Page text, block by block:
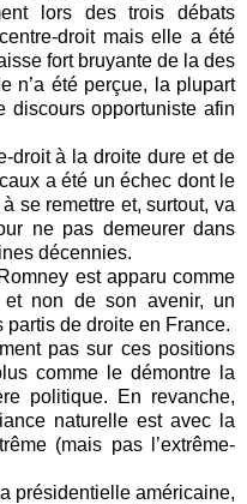
lors des trois débats
droit mais elle a été
fort bruyante de la des
n’a été perçue, la plupart
discours opportuniste afin
droit à la droite dure et de
a été un échec dont le
se remettre et, surtout, va
ne pas demeurer dans
décennies.
est apparu comme
non de son avenir, un
partis de droite en France.
pas sur ces positions
comme le démontre la
politique. En revanche,
naturelle est avec la
(mais pas l’extrême-
présidentielle américaine,